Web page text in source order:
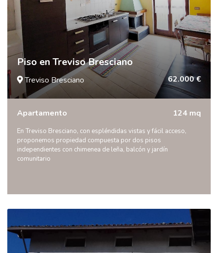
Piso en Treviso Bresciano
Treviso Bresciano 62.000 €
Apartamento 124 mq
En Treviso Bresciano, con espléndidas vistas y fácil acceso,
proponemos propiedad compuesta por dos pisos
independientes con chimenea de leña, balcón y jardín
comunitario